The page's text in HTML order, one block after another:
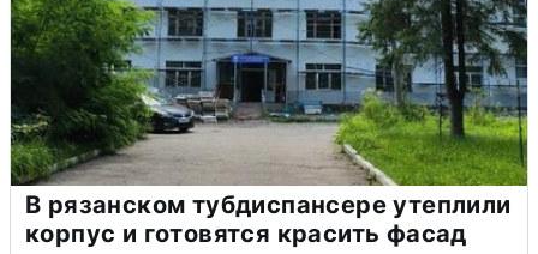
В рязанском тубдиспансере утеплили
корпус и готовятся красить фасад